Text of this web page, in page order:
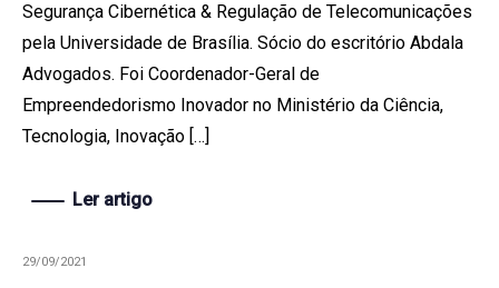
Segurança Cibernética & Regulação de Telecomunicações
pela Universidade de Brasília. Sócio do escritório Abdala
Advogados. Foi Coordenador-Geral de
Empreendedorismo Inovador no Ministério da Ciência,
Tecnologia, Inovação […]
Ler artigo
29/09/2021